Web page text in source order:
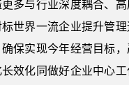
多与行业深度耦合、
世界一流企业提升管
保实现今年经营目标
效化同做好企业中心